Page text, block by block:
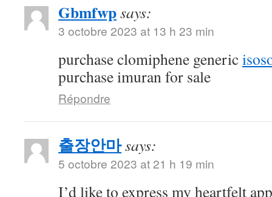
Gbmfwpsays:
3 octobre 2023 at 13 h 23 min
purchase clomiphene generic
purchase imuran for sale
Répondre
출장안마says:
5 octobre 2023 at 21 h 19 min
I’d like to express my heartfelt